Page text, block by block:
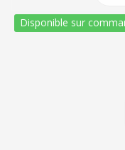
Disponible sur